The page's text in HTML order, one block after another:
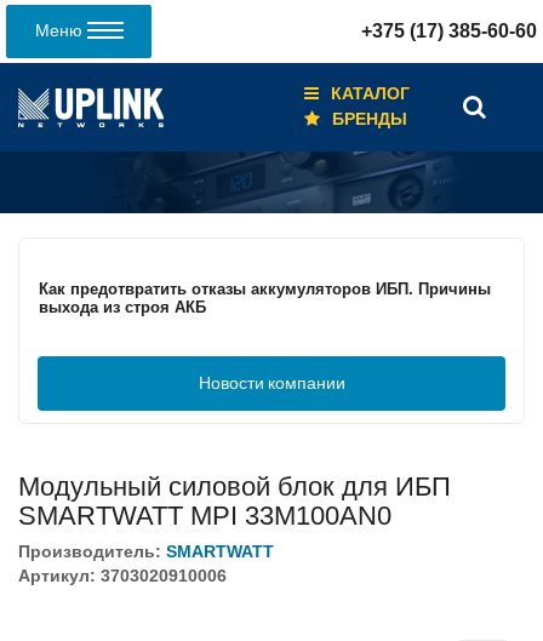
Меню +375 (17) 385-60-60
КАТАЛОГ
БРЕНДЫ
Кабели для промышленных сетей в новом каталоге ANC
Как предотвратить отказы аккумуляторов ИБП. Причины
выхода из строя АКБ
С 3–4 ноября 2025 г. инвентаризация на складе. Отгрузка
товара производиться не будет!
ИБП с мощным зарядным устройством и
масштабируемым временем автономной работы в
зависимости от подключаемых внешних АКБ
Новости компании
Модульный силовой блок для ИБП
SMARTWATT MPI 33M100AN0
Производитель: SMARTWATT
Артикул: 3703020910006